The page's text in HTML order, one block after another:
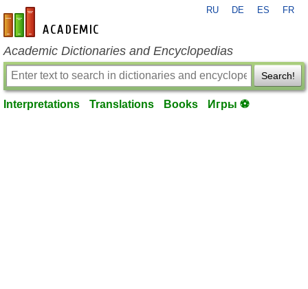
en-academic.com
RU DE ES FR
Academic Dictionaries and Encyclopedias
Search!
Interpretations Translations Books Игры ⚽